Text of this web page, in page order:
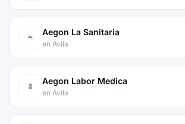
Aegon La Sanitaria
en Ávila
Aegon Labor Medica
en Ávila